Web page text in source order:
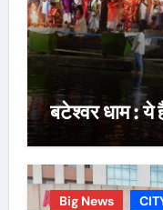
बटेश्वर धाम : ये
Big News